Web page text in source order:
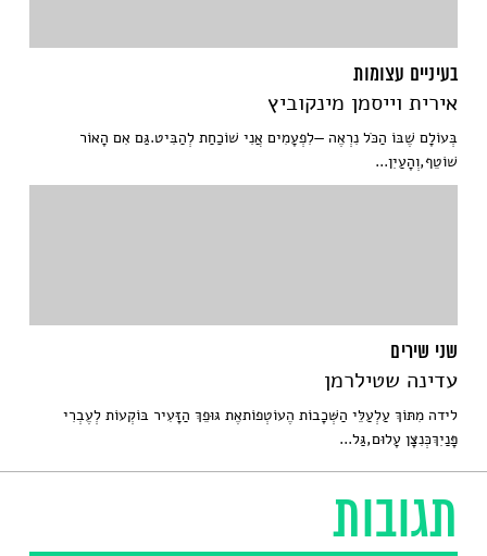
תגובות
בעיניים עצומות
אירית וייסמן מינקוביץ
בְּעוֹלָם שֶׁבּוֹ הַכֹּל נִרְאֶה —לִפְעָמִים אֲנִי שׁוֹכַחַת לְהַבִּיט.גַּם אִם הָאוֹר
שׁוֹטֵף,וְהָעַיִן...
שני שירים
עדינה שטילרמן
לידה מִתּוֹךְ עַלְעַלֵּי הַשְּׁכָבוֹת הֶעוֹטְפוֹתאֶת גּוּפֵךְ הַזָּעִיר בּוֹקְעוֹת לְעֶבְרִי
פָּנַיִךְכְּנִצָּן עָלוּם,גַּל...